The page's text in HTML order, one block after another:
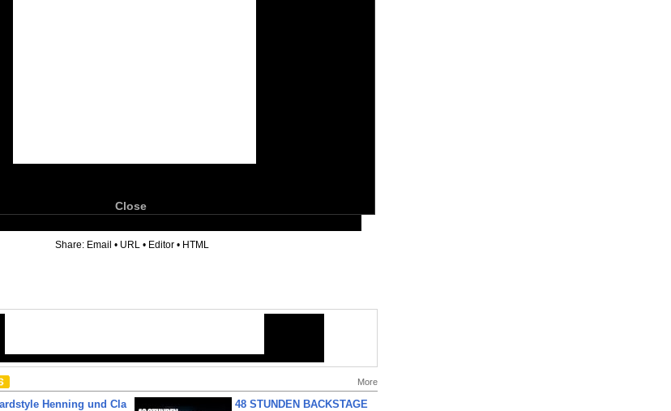
Close
Share: Email • URL • Editor • HTML
More
Henning und Cla
48 STUNDEN BACKSTAGE